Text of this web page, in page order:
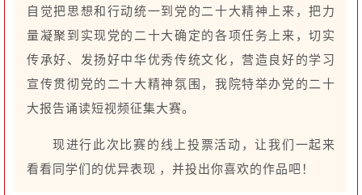
自觉把思想和行动统一到党的二十大精神上来，把力
量凝聚到实现党的二十大确定的各项任务上来，切实
传承好、发扬好中华优秀传统文化，营造良好的学习
宣传贯彻党的二十大精神氛围，我院特举办党的二十
大报告诵读短视频征集大赛。
现进行此次比赛的线上投票活动，让我们一起来
看看同学们的优异表现 ，并投出你喜欢的作品吧！